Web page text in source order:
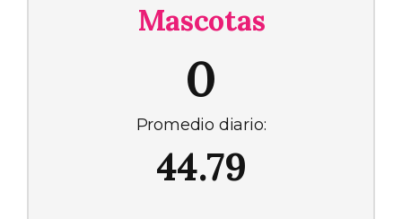
Mascotas
0
Promedio diario:
44.79